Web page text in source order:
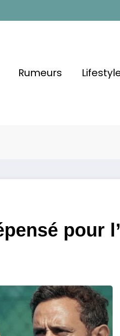
Rumeurs
pour